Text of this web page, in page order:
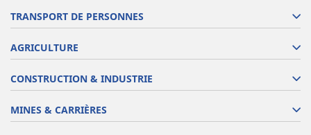
TRANSPORT DE PERSONNES
AGRICULTURE
CONSTRUCTION & INDUSTRIE
MINES & CARRIÈRES